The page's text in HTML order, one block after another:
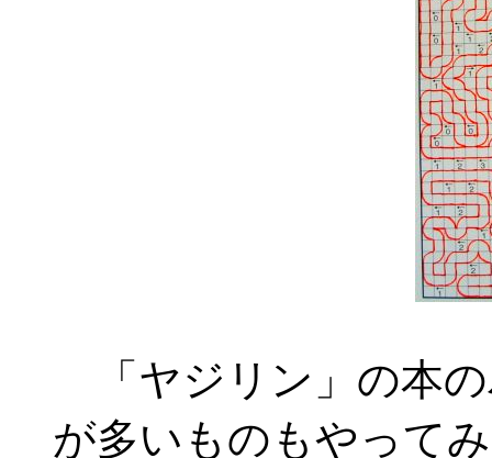
「ヤジリン」の本
が多いものもやって